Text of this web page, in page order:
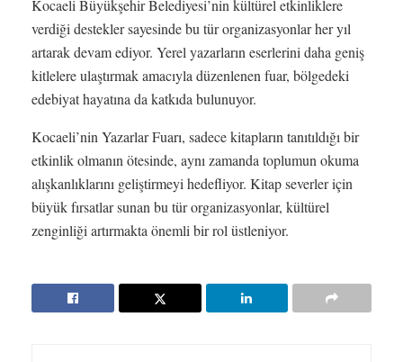
Kocaeli Büyükşehir Belediyesi’nin kültürel etkinliklere
verdiği destekler sayesinde bu tür organizasyonlar her yıl
artarak devam ediyor. Yerel yazarların eserlerini daha geniş
kitlelere ulaştırmak amacıyla düzenlenen fuar, bölgedeki
edebiyat hayatına da katkıda bulunuyor.
Kocaeli’nin Yazarlar Fuarı, sadece kitapların tanıtıldığı bir
etkinlik olmanın ötesinde, aynı zamanda toplumun okuma
alışkanlıklarını geliştirmeyi hedefliyor. Kitap severler için
büyük fırsatlar sunan bu tür organizasyonlar, kültürel
zenginliği artırmakta önemli bir rol üstleniyor.